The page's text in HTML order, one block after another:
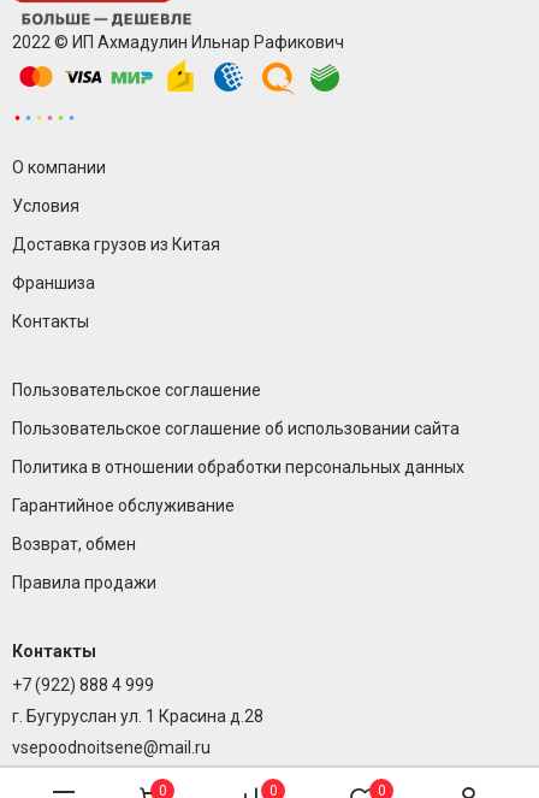
2022 © ИП Ахмадулин Ильнар Рафикович
О компании
Условия
Доставка грузов из Китая
Франшиза
Контакты
Пользовательское соглашение
Пользовательское соглашение об использовании сайта
Политика в отношении обработки персональных данных
Гарантийное обслуживание
Возврат, обмен
Правила продажи
Контакты
+7 (922) 888 4 999
г. Бугуруслан ул. 1 Красина д.28
vsepoodnoitsene@mail.ru
0 0 0